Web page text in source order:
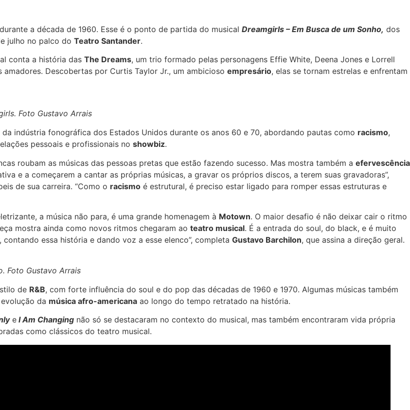
a década de 1960. Esse é o ponto de partida do musical Dreamgirls – Em Busca de um Sonho, dos
julho no palco do Teatro Santander.
conta a história das The Dreams, um trio formado pelas personagens Effie White, Deena Jones e Lorrell
Descobertas por Curtis Taylor Jr., um ambicioso empresário, elas se tornam estrelas e enfrentam
Foto Gustavo Arrais
indústria fonográfica dos Estados Unidos durante os anos 60 e 70, abordando pautas como racismo,
pessoais e profissionais no showbiz.
roubam as músicas das pessoas pretas que estão fazendo sucesso. Mas mostra também a efervescência
e a começarem a cantar as próprias músicas, a gravar os próprios discos, a terem suas gravadoras”,
de sua carreira. “Como o racismo é estrutural, é preciso estar ligado para romper essas estruturas e
a música não para, é uma grande homenagem à Motown. O maior desafio é não deixar cair o ritmo
mostra ainda como novos ritmos chegaram ao teatro musical. É a entrada do soul, do black, e é muito
essa história e dando voz a esse elenco”, completa Gustavo Barchilon, que assina a direção geral.
Foto Gustavo Arrais
de R&B, com forte influência do soul e do pop das décadas de 1960 e 1970. Algumas músicas também
da música afro-americana ao longo do tempo retratado na história.
e I Am Changing não só se destacaram no contexto do musical, mas também encontraram vida própria
como clássicos do teatro musical.